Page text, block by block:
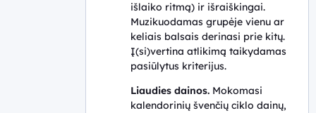
išlaiko ritmą) ir išraiškingai.
Muzikuodamas grupėje vienu ar
keliais balsais derinasi prie kitų.
Į(si)vertina atlikimą taikydamas
pasiūlytus kriterijus.
Liaudies dainos. Mokomasi
kalendorinių švenčių ciklo dainų,